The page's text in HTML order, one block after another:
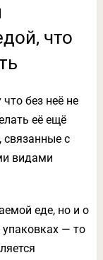
что
без неё не
её ещё
связанные с
видами
еде, но и о
— то